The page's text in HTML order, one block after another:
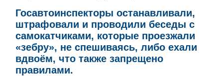
Госавтоинспекторы останавливали,
штрафовали и проводили беседы с
самокатчиками, которые проезжали
«зебру», не спешиваясь, либо ехали
вдвоём, что также запрещено
правилами.